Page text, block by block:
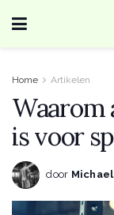
Home Artikelen
Waarom
is voor
door